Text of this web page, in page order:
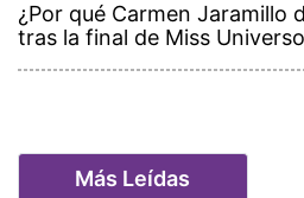
¿Por qué Carmen Jaramillo
tras la final de Miss
Más Leídas